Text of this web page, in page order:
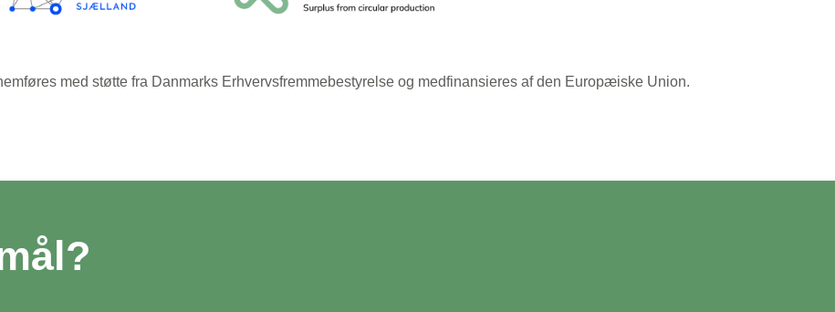
med støtte fra Danmarks Erhvervsfremmebestyrelse og medfinansieres af den Europæiske Union.